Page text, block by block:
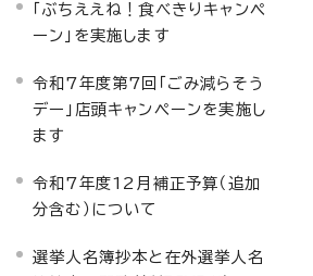
「ぶちええね！食べきりキャンペ
ーン」を実施します
令和7年度第7回「ごみ減らそう
デー」店頭キャンペーンを実施し
ます
令和7年度12月補正予算（追加
分含む）について
選挙人名簿抄本と在外選挙人名